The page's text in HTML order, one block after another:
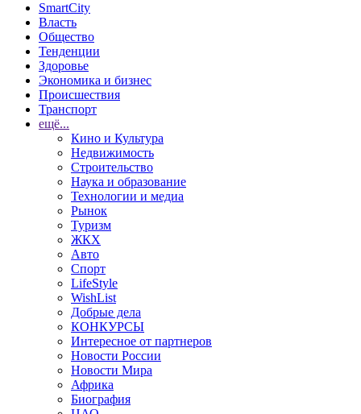
SmartCity
Власть
Общество
Тенденции
Здоровье
Экономика и бизнес
Происшествия
Транспорт
ещё...
Кино и Культура
Недвижимость
Строительство
Наука и образование
Технологии и медиа
Рынок
Туризм
ЖКХ
Авто
Спорт
LifeStyle
WishList
Добрые дела
КОНКУРСЫ
Интересное от партнеров
Новости России
Новости Мира
Африка
Биография